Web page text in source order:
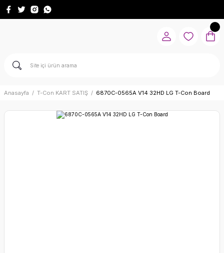
Anasayfa T-Con KART SATIŞ 6870C-0565A V14 32HD LG T-Con Board